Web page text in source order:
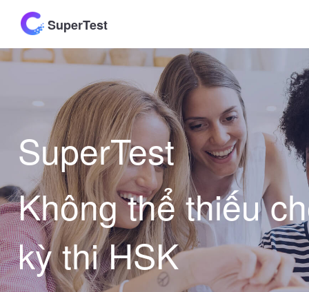
SuperTest
SuperTest
Không thể thiếu
kỳ thi HSK